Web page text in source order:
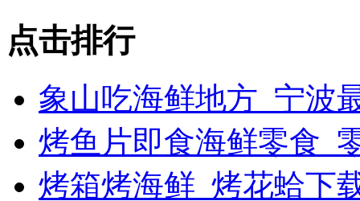
点击排行
象山吃海鲜地方_宁波
烤鱼片即食海鲜零食_
烤箱烤海鲜_烤花蛤下